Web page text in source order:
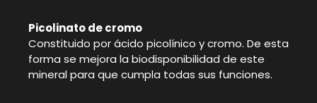
Picolinato de cromo
Constituido por ácido picolínico y cromo. De esta
forma se mejora la biodisponibilidad de este
mineral para que cumpla todas sus funciones.